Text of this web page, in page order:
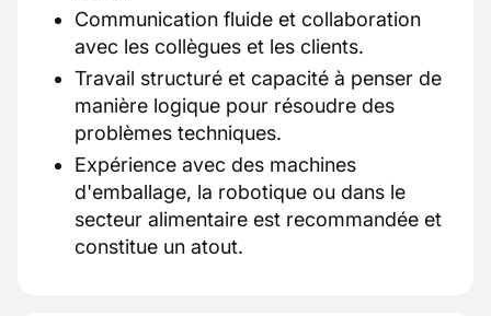
Communication fluide et collaboration
avec les collègues et les clients.
Travail structuré et capacité à penser de
manière logique pour résoudre des
problèmes techniques.
Expérience avec des machines
d'emballage, la robotique ou dans le
secteur alimentaire est recommandée et
constitue un atout.